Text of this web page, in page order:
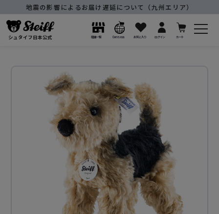
地震の影響によるお届け遅延について（九州エリア）
シュタイフ日本公式 店舗一覧 Overseas お気に入り ログイン カート